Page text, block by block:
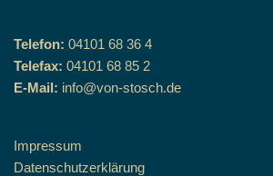
Telefon: 04101 68 36 4
Telefax: 04101 68 85 2
E-Mail: info@von-stosch.de
Impressum
Datenschutzerklärung